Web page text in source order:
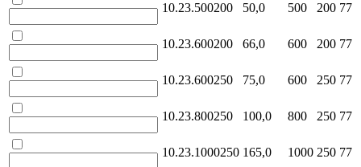
10.23.500200 50,0 500 200 77
10.23.600200 66,0 600 200 77
10.23.600250 75,0 600 250 77
10.23.800250 100,0 800 250 77
10.23.1000250 165,0 1000 250 77